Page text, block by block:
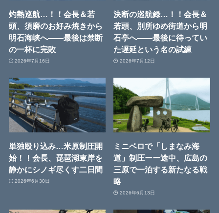
灼熱巡航…！！会長＆若
頭、須磨のお好み焼きから
明石海峡へ――最後は禁断
の一杯に完敗
2026年7月16日
決断の巡航録…！！会長＆
若頭、別所ゆめ街道から明
石亭へ――最後に待ってい
た遅延という名の試練
2026年7月12日
単独殴り込み…米原制圧開
始！！会長、琵琶湖東岸を
静かにシノギ尽くす二日間
2026年6月30日
ミニベロで「しまなみ海
道」制圧ーー途中、広島の
三原で一泊する新たなる戦
略
2026年6月13日